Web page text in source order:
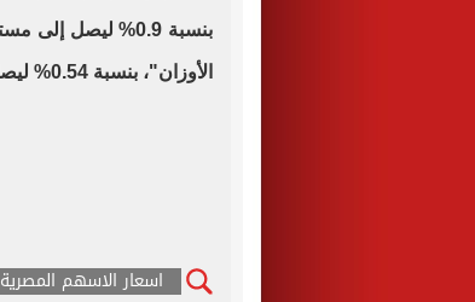
الأوزان"، بنسبة 0.54% ليصل إلى مستوى 12047 نقطة.
اسعار الاسهم المصرية